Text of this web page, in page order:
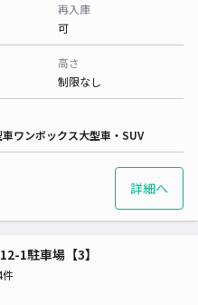
再入庫
可
高さ
制限なし
ワンボックス大型車・SUV
詳細へ
1駐車場【3】